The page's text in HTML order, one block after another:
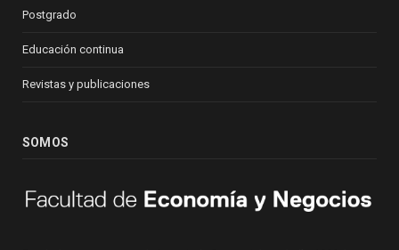
Postgrado
Educación continua
Revistas y publicaciones
SOMOS